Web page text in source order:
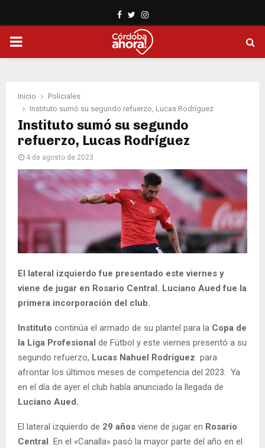
Facebook
TwitterInstagram
PRIMARY
Inicio
Policiales
Instituto sumó su segundo refuerzo, Lucas Rodríguez
Instituto sumó su segundo
refuerzo, Lucas Rodríguez
4 de agosto de 2023
El lateral izquierdo fue presentado este viernes y
viene de jugar en Rosario Central. Luciano Aued fue la
primera incorporación del club.
Instituto continúa el armado de su plantel para la Copa de
la Liga Profesional de Fútbol y este viernes presentó a su
segundo refuerzo, Lucas Nahuel Rodríguez para
afrontar los últimos meses de competencia del 2023. Ya
en el día de ayer el club había anunciado la llegada de
Luciano Aued.
El lateral izquierdo de 29 años viene de jugar en Rosario
Central . En el «Canalla» pasó la mayor parte del año en el